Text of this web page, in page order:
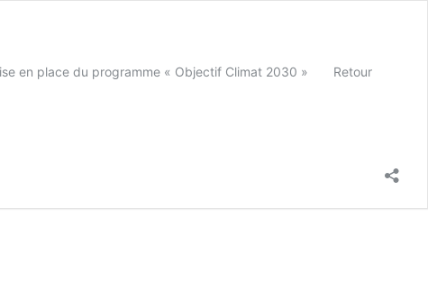
en place du programme « Objectif Climat 2030 » Retour